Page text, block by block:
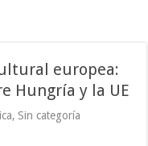
europea:
Hungría y la UE
, Sin categoría